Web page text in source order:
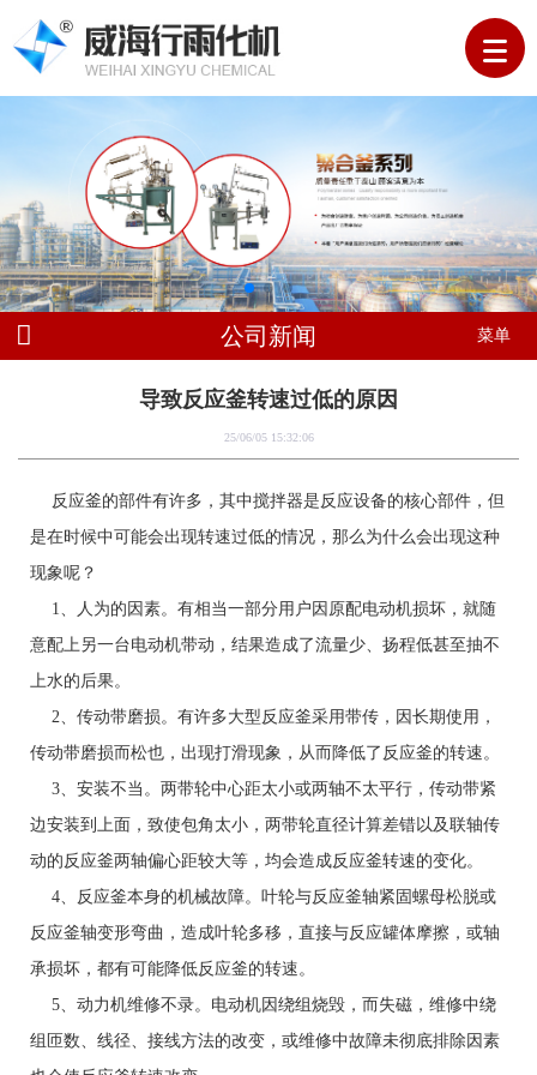
公司新闻 菜单
导致反应釜转速过低的原因
25/06/05 15:32:06
反应釜的部件有许多，其中搅拌器是反应设备的核心部件，但
是在时候中可能会出现转速过低的情况，那么为什么会出现这种
现象呢？
1、人为的因素。有相当一部分用户因原配电动机损坏，就随
意配上另一台电动机带动，结果造成了流量少、扬程低甚至抽不
上水的后果。
2、传动带磨损。有许多大型反应釜采用带传，因长期使用，
传动带磨损而松也，出现打滑现象，从而降低了反应釜的转速。
3、安装不当。两带轮中心距太小或两轴不太平行，传动带紧
边安装到上面，致使包角太小，两带轮直径计算差错以及联轴传
动的反应釜两轴偏心距较大等，均会造成反应釜转速的变化。
4、反应釜本身的机械故障。叶轮与反应釜轴紧固螺母松脱或
反应釜轴变形弯曲，造成叶轮多移，直接与反应罐体摩擦，或轴
承损坏，都有可能降低反应釜的转速。
5、动力机维修不录。电动机因绕组烧毁，而失磁，维修中绕
组匝数、线径、接线方法的改变，或维修中故障未彻底排除因素